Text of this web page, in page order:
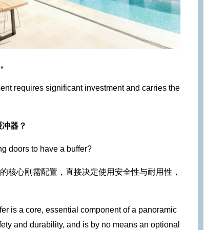
requires significant investment and carries the
器？
doors to have a buffer?
核心刚需配置，直接决定使用安全性与耐用性，
is a core, essential component of a panoramic
and durability, and is by no means an optional